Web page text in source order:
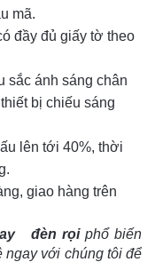
mã.
đầy đủ giấy tờ theo
sắc ánh sáng chân
bị chiếu sáng
lên tới 40%, thời
giao hàng trên
đèn rọi phổ biến
ngay với chúng tôi để